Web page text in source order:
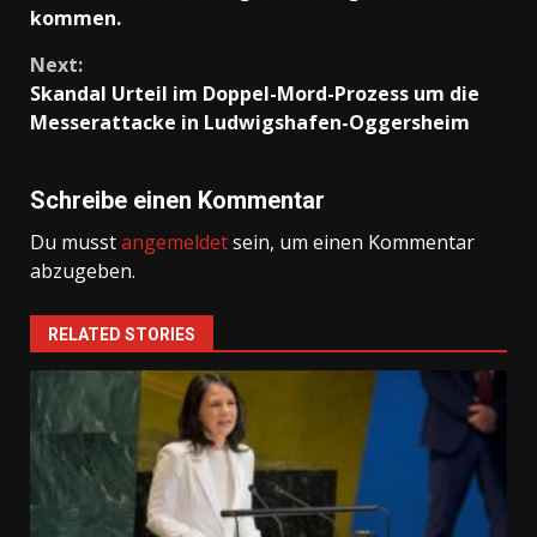
Reading
kommen.
Next:
Skandal Urteil im Doppel-Mord-Prozess um die
Messerattacke in Ludwigshafen-Oggersheim
Schreibe einen Kommentar
Du musstangemeldetsein, um einen Kommentar
abzugeben.
RELATED STORIES